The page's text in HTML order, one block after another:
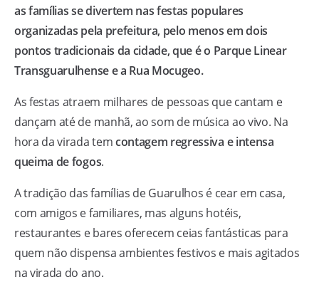
as famílias se divertem nas festas populares
organizadas pela prefeitura, pelo menos em dois
pontos tradicionais da cidade, que é o Parque Linear
Transguarulhense e a Rua Mocugeo.
As festas atraem milhares de pessoas que cantam e
dançam até de manhã, ao som de música ao vivo. Na
hora da virada temcontagem regressiva e intensa
queima de fogos.
A tradição das famílias de Guarulhos é cear em casa,
com amigos e familiares, mas alguns hotéis,
restaurantes e bares oferecem ceias fantásticas para
quem não dispensa ambientes festivos e mais agitados
na virada do ano.